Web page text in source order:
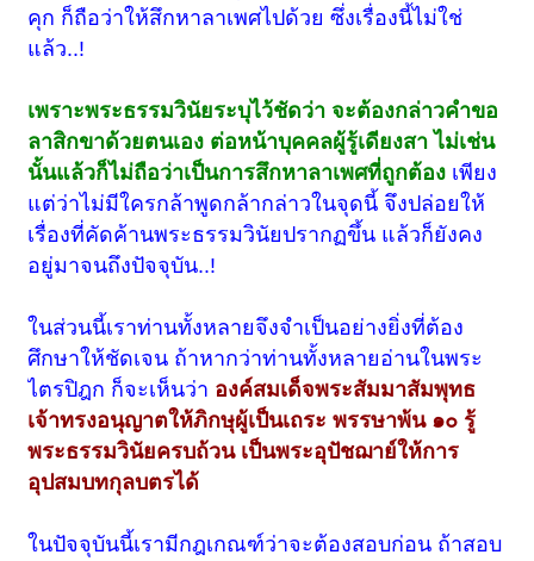
คุก ก็ถือว่าให้สึกหาลาเพศไปด้วย ซึ่งเรื่องนี้ไม่ใช่
แล้ว..!
เพราะพระธรรมวินัยระบุไว้ชัดว่า จะต้องกล่าวคำขอ
ลาสิกขาด้วยตนเอง ต่อหน้าบุคคลผู้รู้เดียงสา ไม่เช่น
นั้นแล้วก็ไม่ถือว่าเป็นการสึกหาลาเพศที่ถูกต้อง เพียง
แต่ว่าไม่มีใครกล้าพูดกล้ากล่าวในจุดนี้ จึงปล่อยให้
เรื่องที่คัดค้านพระธรรมวินัยปรากฏขึ้น แล้วก็ยังคง
อยู่มาจนถึงปัจจุบัน..!
ในส่วนนี้เราท่านทั้งหลายจึงจำเป็นอย่างยิ่งที่ต้อง
ศึกษาให้ชัดเจน ถ้าหากว่าท่านทั้งหลายอ่านในพระ
ไตรปิฎก ก็จะเห็นว่า องค์สมเด็จพระสัมมาสัมพุทธ
เจ้าทรงอนุญาตให้ภิกษุผู้เป็นเถระ พรรษาพ้น ๑๐ รู้
พระธรรมวินัยครบถ้วน เป็นพระอุปัชฌาย์ให้การ
อุปสมบทกุลบตรได้
ในปัจจุบันนี้เรามีกฎเกณฑ์ว่าจะต้องสอบก่อน ถ้าสอบ